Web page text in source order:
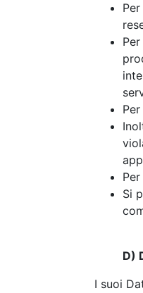
Si
D)
I suoi